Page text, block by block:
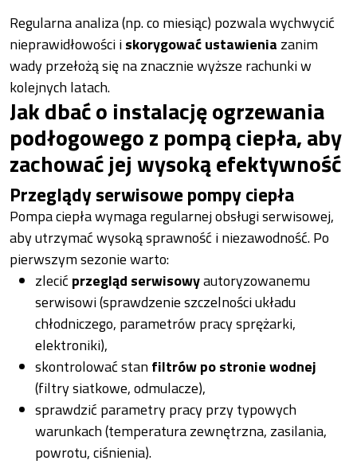
Regularna analiza (np. co miesiąc) pozwala wychwycić
nieprawidłowości iskorygować ustawienia zanim
wady przełożą się na znacznie wyższe rachunki w
kolejnych latach.
Jak dbać o instalację ogrzewania
podłogowego z pompą ciepła, aby
zachować jej wysoką efektywność
Przeglądy serwisowe pompy ciepła
Pompa ciepła wymaga regularnej obsługi serwisowej,
aby utrzymać wysoką sprawność i niezawodność. Po
pierwszym sezonie warto:
zlecićprzegląd serwisowyautoryzowanemu
serwisowi (sprawdzenie szczelności układu
chłodniczego, parametrów pracy sprężarki,
elektroniki),
skontrolować stanfiltrów po stronie wodnej
(filtry siatkowe, odmulacze),
sprawdzić parametry pracy przy typowych
warunkach (temperatura zewnętrzna, zasilania,
powrotu, ciśnienia).